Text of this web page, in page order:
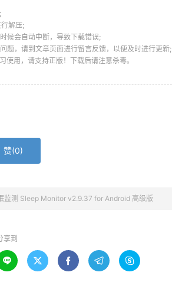
解压;
候会自动中断，导致下载错误;
题，请到文章页面进行留言反馈，以便及时进行更新;
用，请支持正版！下载后请注意杀毒。
赞(0)
监测 Sleep Monitor v2.9.37 for Android 高级版
享到
    